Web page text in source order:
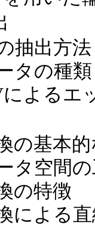
抽出方法
タの種類
によるエ
の基本
タ空間
の特徴
による